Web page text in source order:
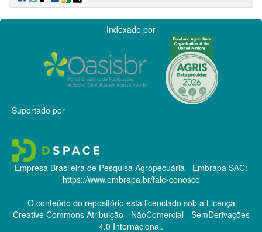
Indexado por
Suportado por
Empresa Brasileira de Pesquisa Agropecuária - Embrapa SAC:
https://www.embrapa.br/fale-conosco
O conteúdo do repositório está licenciado sob a Licença
Creative CommonsAtribuição - NãoComercial - SemDerivações
4.0 Internacional.